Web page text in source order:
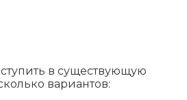
в существующую
вариантов: